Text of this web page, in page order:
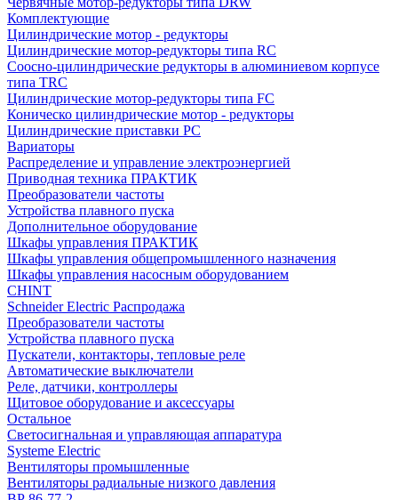
Комплектующие
Цилиндрические мотор - редукторы
Цилиндрические мотор-редукторы типа RC
Соосно-цилиндрические редукторы в алюминиевом корпусе
типа TRC
Цилиндрические мотор-редукторы типа FC
Коническо цилиндрические мотор - редукторы
Цилиндрические приставки PC
Вариаторы
Распределение и управление электроэнергией
Приводная техника ПРАКТИК
Преобразователи частоты
Устройства плавного пуска
Дополнительное оборудование
Шкафы управления ПРАКТИК
Шкафы управления общепромышленного назначения
Шкафы управления насосным оборудованием
CHINT
Schneider Electric Распродажа
Преобразователи частоты
Устройства плавного пуска
Пускатели, контакторы, тепловые реле
Автоматические выключатели
Реле, датчики, контроллеры
Щитовое оборудование и аксессуары
Остальное
Светосигнальная и управляющая аппаратура
Systeme Electric
Вентиляторы промышленные
Вентиляторы радиальные низкого давления